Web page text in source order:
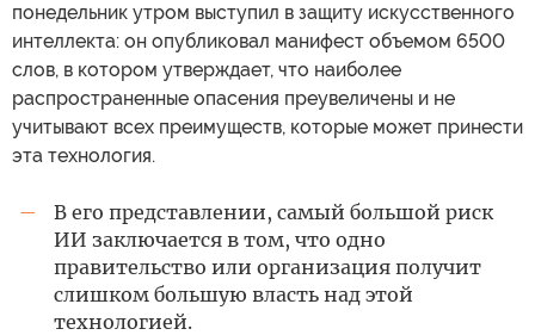
понедельник утром выступил в защиту искусственного
интеллекта: он опубликовал манифест объемом 6500
слов, в котором утверждает, что наиболее
распространенные опасения преувеличены и не
учитывают всех преимуществ, которые может принести
эта технология.
—
В его представлении, самый большой риск
ИИ заключается в том, что одно
правительство или организация получит
слишком большую власть над этой
технологией.